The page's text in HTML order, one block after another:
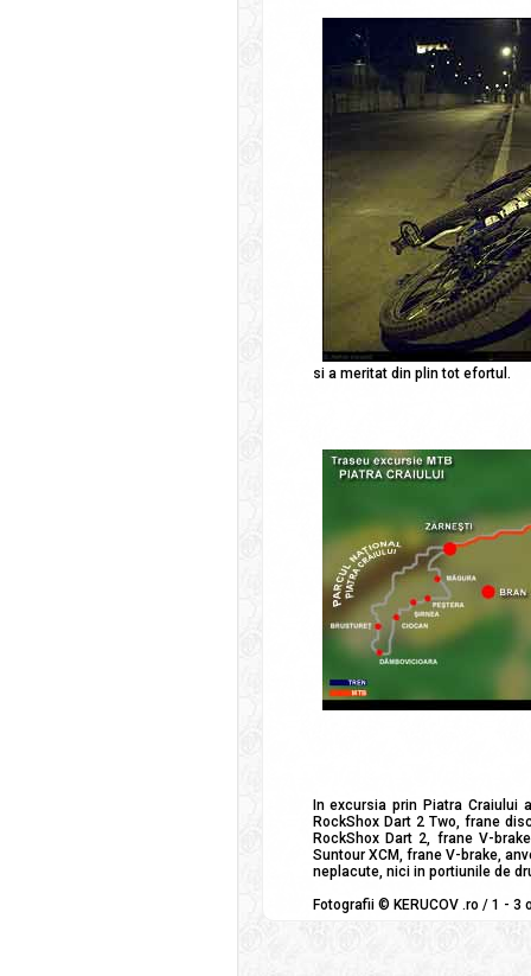
si a meritat din plin tot efortul.
In excursia prin Piatra
RockShox Dart 2 Two, frane
RockShox Dart 2, frane V-
Suntour XCM, frane V-brake,
neplacute, nici in portiunile de
Fotografii © KERUCOV .ro / 1 - 3